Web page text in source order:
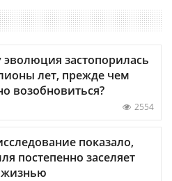
застопорилась
лет, прежде чем
возобновиться?
2554
показало,
постепенно заселяет
жизнью